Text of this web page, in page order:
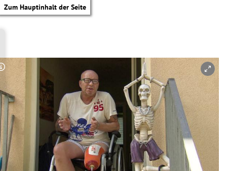
Zum Hauptinhalt der Seite
Copyright-Hinweis öffnen/schließen